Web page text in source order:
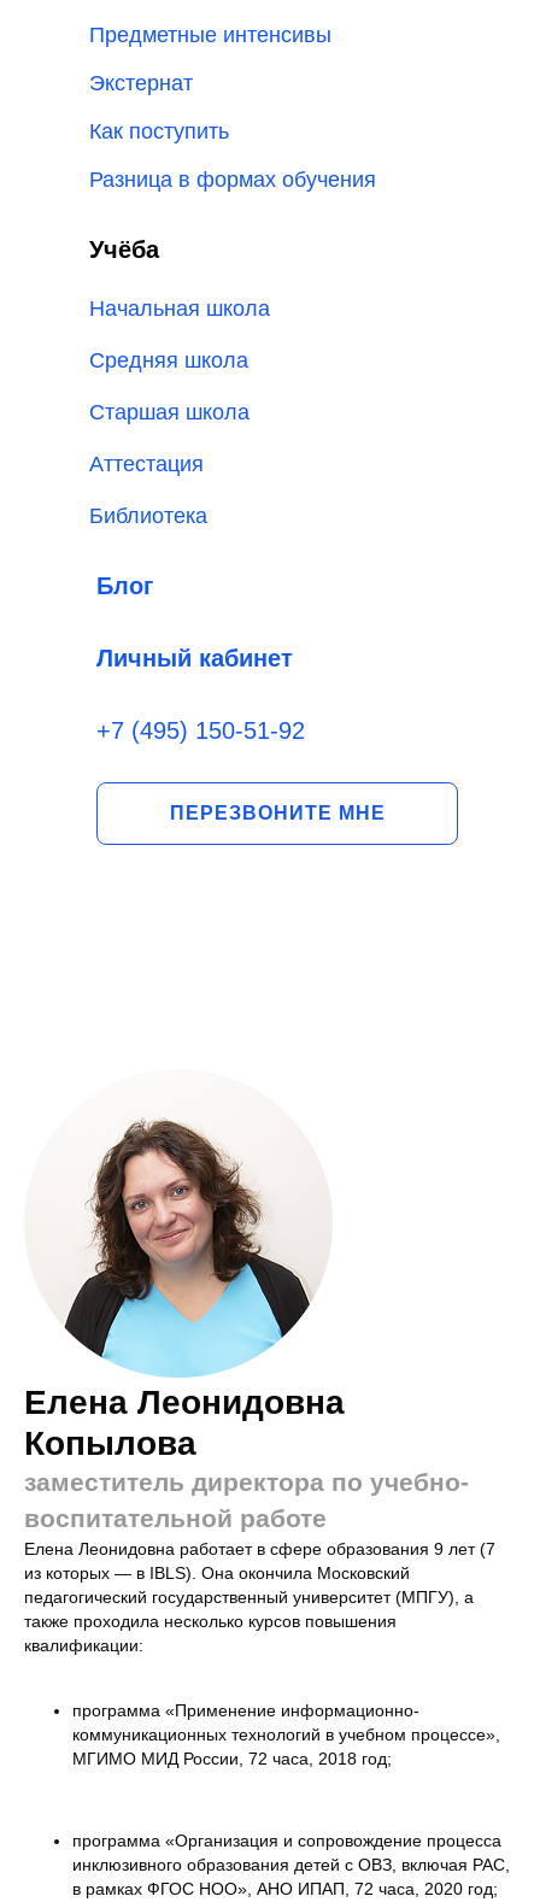
ПЕРЕЗВОНИТЕ МНЕ
Предметные интенсивы
Как поступить
Экстернат
Разница в формах обучения
Учёба
Начальная школа
Средняя школа
Старшая школа
Аттестация
Библиотека
Блог
Личный кабинет
+7 (495) 150-51-92
Елена Леонидовна
Копылова
заместитель директора по учебно-
воспитательной работе
Елена Леонидовна работает в сфере образования 9 лет (7
из которых — в IBLS). Она окончила Московский
педагогический государственный университет (МПГУ), а
также проходила несколько курсов повышения
квалификации:
программа «Применение информационно-
коммуникационных технологий в учебном процессе»,
МГИМО МИД России, 72 часа, 2018 год;
программа «Организация и сопровождение процесса
инклюзивного образования детей с ОВЗ, включая РАС,
в рамках ФГОС НОО», АНО ИПАП, 72 часа, 2020 год;